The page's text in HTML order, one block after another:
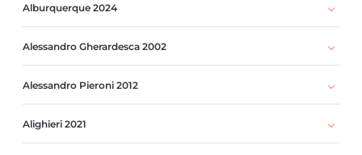
Alburquerque 2024
Alessandro Gherardesca 2002
Alessandro Pieroni 2012
Alighieri 2021